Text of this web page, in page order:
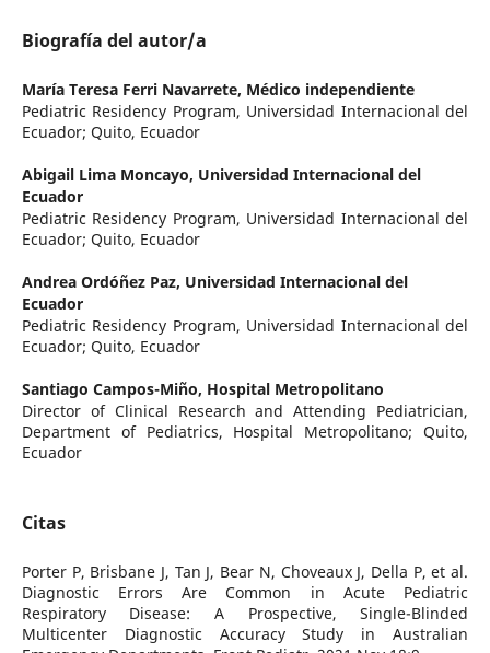
Biografía del autor/a
María Teresa Ferri Navarrete, Médico independiente
Pediatric Residency Program, Universidad Internacional del
Ecuador; Quito, Ecuador
Abigail Lima Moncayo, Universidad Internacional del
Ecuador
Pediatric Residency Program, Universidad Internacional del
Ecuador; Quito, Ecuador
Andrea Ordóñez Paz, Universidad Internacional del
Ecuador
Pediatric Residency Program, Universidad Internacional del
Ecuador; Quito, Ecuador
Santiago Campos-Miño, Hospital Metropolitano
Director of Clinical Research and Attending Pediatrician,
Department of Pediatrics, Hospital Metropolitano; Quito,
Ecuador
Citas
Porter P, Brisbane J, Tan J, Bear N, Choveaux J, Della P, et al.
Diagnostic Errors Are Common in Acute Pediatric
Respiratory Disease: A Prospective, Single-Blinded
Multicenter Diagnostic Accuracy Study in Australian